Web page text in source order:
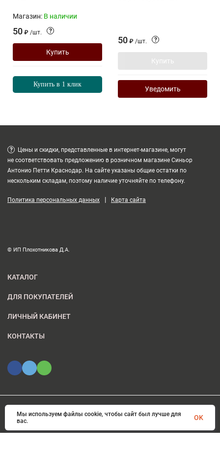
Магазин: В наличии
50 ₽ /шт. ?
Купить
Купить в 1 клик
50 ₽ /шт. ?
Купить
Уведомить
?
Цены и скидки, представленные в интернет-магазине, могут
не соответствовать предложению в розничном магазине Синьор
Антонио Петти Краснодар. На сайте указаны общие остатки по
нескольким складам, поэтому наличие уточняйте по телефону.
Политика персональных данных | Карта сайта
© ИП Плохотникова Д.А.
КАТАЛОГ
ДЛЯ ПОКУПАТЕЛЕЙ
ЛИЧНЫЙ КАБИНЕТ
КОНТАКТЫ
© 2026 ИП Плохотникова Д.А.. Все права защищены
Мы используем файлы cookie, чтобы сайт был лучше для
вас.
OK